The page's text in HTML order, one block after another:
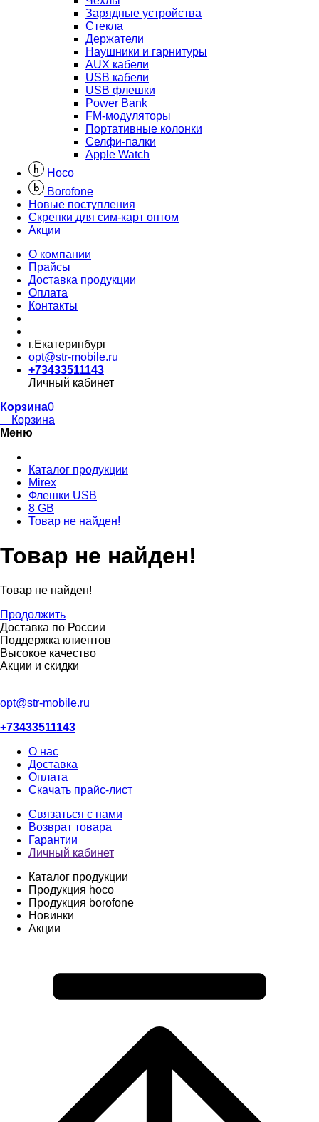
Зарядные устройства
Стекла
Держатели
Наушники и гарнитуры
AUX кабели
USB кабели
USB флешки
Power Bank
FM-модуляторы
Портативные колонки
Селфи-палки
Apple Watch
Hoco
Borofone
Новые поступления
Скрепки для сим-карт оптом
Акции
О компании
Прайсы
Доставка продукции
Оплата
Контакты
г.Екатеринбург
opt@str-mobile.ru
+73433511143
Личный кабинет
Корзина0
Корзина
Меню
Каталог продукции
Mirex
Флешки USB
8 GB
Товар не найден!
Товар не найден!
Товар не найден!
Продолжить
Доставка по России
Поддержка клиентов
Высокое качество
Акции и скидки
opt@str-mobile.ru
+73433511143
О нас
Доставка
Оплата
Скачать прайс-лист
Связаться с нами
Возврат товара
Гарантии
Личный кабинет
Каталог продукции
Продукция hoco
Продукция borofone
Новинки
Акции